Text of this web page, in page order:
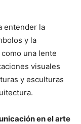
entender la
y la
una lente
visuales
y esculturas
en el arte